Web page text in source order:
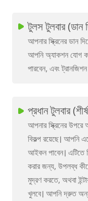
টুলস টুলবার (ডান
আপনার স্ক্রিনের ডান
আপনি অ্যাকশন যোগ
পারবেন, এবং
প্রধান টুলবার
আপনার স্ক্রিনের উপরে
বিকল্প রয়েছে। আপনি
আইকন পাবেন। এটিতে
করার জন্য, উপলব্ধ
মুদ্রণ করতে, অথবা
খুলবে। আপনি দ্রুত